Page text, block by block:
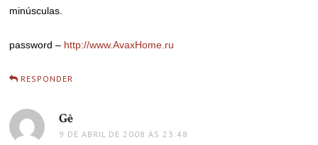
minúsculas.
password – http://www.AvaxHome.ru
RESPONDER
Gê
9 DE ABRIL DE 2008 ÀS 23:48